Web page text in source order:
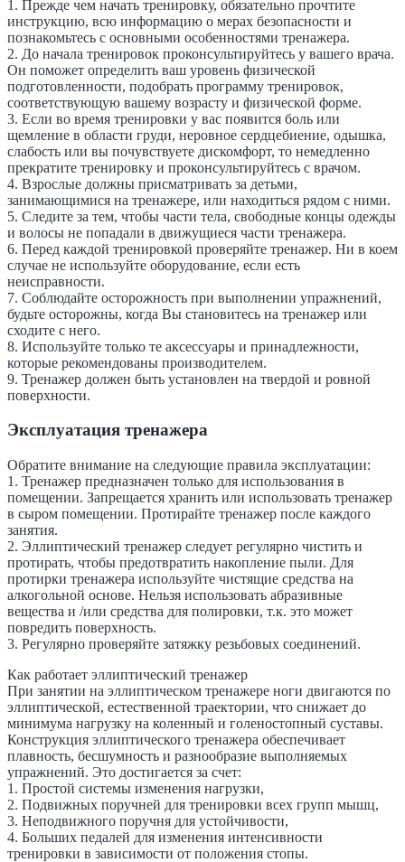
1. Прежде чем начать тренировку, обязательно прочтите
инструкцию, всю информацию о мерах безопасности и
познакомьтесь с основными особенностями тренажера.
2. До начала тренировок проконсультируйтесь у вашего врача.
Он поможет определить ваш уровень физической
подготовленности, подобрать программу тренировок,
соответствующую вашему возрасту и физической форме.
3. Если во время тренировки у вас появится боль или
щемление в области груди, неровное сердцебиение, одышка,
слабость или вы почувствуете дискомфорт, то немедленно
прекратите тренировку и проконсультируйтесь с врачом.
4. Взрослые должны присматривать за детьми,
занимающимися на тренажере, или находиться рядом с ними.
5. Следите за тем, чтобы части тела, свободные концы одежды
и волосы не попадали в движущиеся части тренажера.
6. Перед каждой тренировкой проверяйте тренажер. Ни в коем
случае не используйте оборудование, если есть
неисправности.
7. Соблюдайте осторожность при выполнении упражнений,
будьте осторожны, когда Вы становитесь на тренажер или
сходите с него.
8. Используйте только те аксессуары и принадлежности,
которые рекомендованы производителем.
9. Тренажер должен быть установлен на твердой и ровной
поверхности.
Эксплуатация тренажера
Обратите внимание на следующие правила эксплуатации:
1. Тренажер предназначен только для использования в
помещении. Запрещается хранить или использовать тренажер
в сыром помещении. Протирайте тренажер после каждого
занятия.
2. Эллиптический тренажер следует регулярно чистить и
протирать, чтобы предотвратить накопление пыли. Для
протирки тренажера используйте чистящие средства на
алкогольной основе. Нельзя использовать абразивные
вещества и /или средства для полировки, т.к. это может
повредить поверхность.
3. Регулярно проверяйте затяжку резьбовых соединений.
Как работает эллиптический тренажер
При занятии на эллиптическом тренажере ноги двигаются по
эллиптической, естественной траектории, что снижает до
минимума нагрузку на коленный и голеностопный суставы.
Конструкция эллиптического тренажера обеспечивает
плавность, бесшумность и разнообразие выполняемых
упражнений. Это достигается за счет:
1. Простой системы изменения нагрузки,
2. Подвижных поручней для тренировки всех групп мышц,
3. Неподвижного поручня для устойчивости,
4. Больших педалей для изменения интенсивности
тренировки в зависимости от положения стопы.